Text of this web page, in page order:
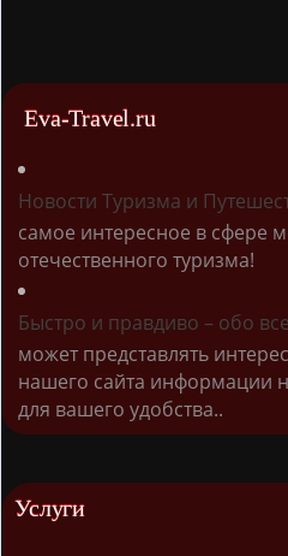
Eva-Travel.ru
Новости Туризма и
самое интересное в сфере
отечественного туризма!
Быстро и правдиво – обо
может представлять
нашего сайта информации
для вашего удобства..
Услуги